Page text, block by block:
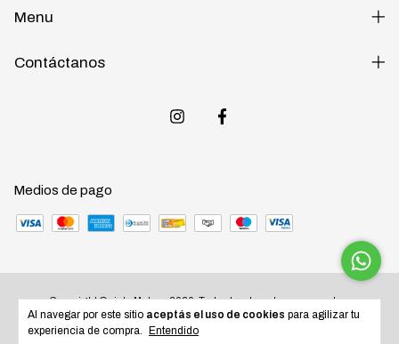
Al navegar por este sitio aceptás el uso de cookies para agilizar tu
experiencia de compra.
Entendido
Menu
Contáctanos
Medios de pago
Copyright Quinta Motos - 2026. Todos los derechos reservados.